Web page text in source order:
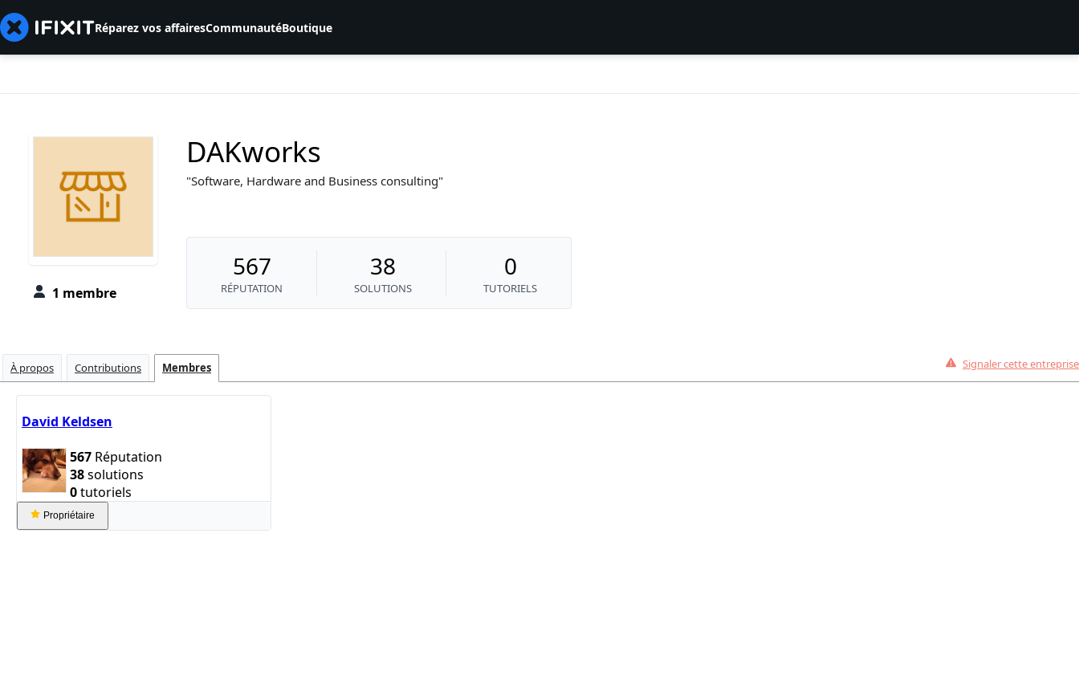
Réparez vos affairesCommunautéBoutique
1 membre
DAKworks
Software, Hardware and Business consulting
567
RÉPUTATION
38
SOLUTIONS
0
TUTORIELS
À propos Contributions Membres Signaler cette entreprise
David Keldsen
567 Réputation
38solutions
0tutoriels
Propriétaire